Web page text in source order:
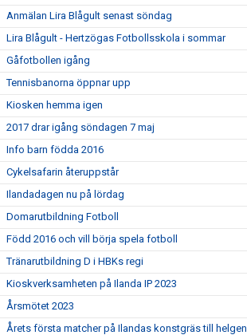
Anmälan Lira Blågult senast söndag
Lira Blågult - Hertzögas Fotbollsskola i sommar
Gåfotbollen igång
Tennisbanorna öppnar upp
Kiosken hemma igen
2017 drar igång söndagen 7 maj
Info barn födda 2016
Cykelsafarin återuppstår
Ilandadagen nu på lördag
Domarutbildning Fotboll
Född 2016 och vill börja spela fotboll
Tränarutbildning D i HBKs regi
Kioskverksamheten på Ilanda IP 2023
Årsmötet 2023
Årets första matcher på Ilandas konstgräs till helgen